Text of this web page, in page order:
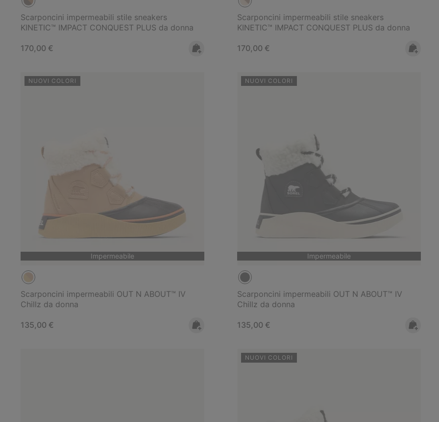
Scarponcini impermeabili stile sneakers
KINETIC™ IMPACT CONQUEST PLUS da donna
Regular price:
170,00 €
Scarponcini impermeabili stile sneakers
KINETIC™ IMPACT CONQUEST PLUS da donna
Regular price:
170,00 €
NUOVI COLORI
Impermeabile
Scarponcini impermeabili OUT N ABOUT™ IV
Chillz da donna
Regular price:
135,00 €
NUOVI COLORI
Impermeabile
Scarponcini impermeabili OUT N ABOUT™ IV
Chillz da donna
Regular price:
135,00 €
NUOVI COLORI